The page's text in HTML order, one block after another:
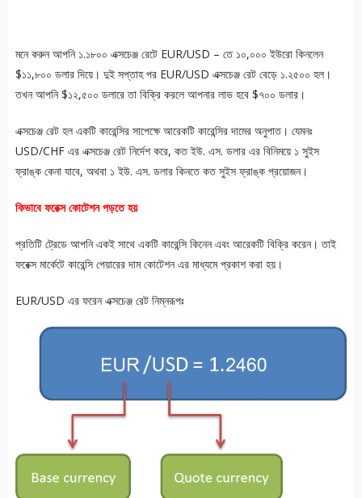
মনে করুন আপনি ১.১৮০০ এক্সচেঞ্জ রেটে EUR/USD – তে ১০,০০০ ইউরো কিনলেন
$১১,৮০০ ডলার দিয়ে। দুই সপ্তাহ পর EUR/USD এক্সচেঞ্জ রেট বেড়ে ১.২৫০০ হল।
তখন আপনি $১২,৫০০ ডলারে তা বিক্রি করলে আপনার লাভ হবে $৭০০ ডলার।
এক্সচেঞ্জ রেট হল একটি কারেন্সির সাপেক্ষে আরেকটি কারেন্সির দামের অনুপাত। যেমনঃ
USD/CHF এর এক্সচেঞ্জ রেট নির্দেশ করে, কত ইউ. এস. ডলার এর বিনিময়ে ১ সুইস
ফ্রাঙ্ক কেনা যাবে, অথবা ১ ইউ. এস. ডলার কিনতে কত সুইস ফ্রাঙ্ক প্রয়োজন।
কিভাবে ফরেক্স কোটেশন পড়তে হয়
প্রতিটি ট্রেডে আপনি একই সাথে একটি কারেন্সি কিনেন এবং আরেকটি বিক্রি করেন। তাই
ফরেক্স মার্কেটে কারেন্সি পেয়ারের দাম কোটেশন এর মাধ্যমে প্রকাশ করা হয়।
EUR/USD এর ফরেন এক্সচেঞ্জ রেট নিম্নরূপঃ